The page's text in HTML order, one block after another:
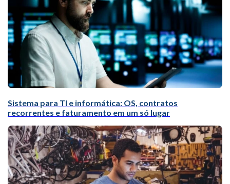
Sistema para TI e informática: OS, contratos
recorrentes e faturamento em um só lugar